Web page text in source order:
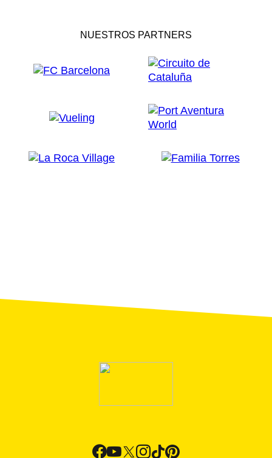
NUESTROS PARTNERS